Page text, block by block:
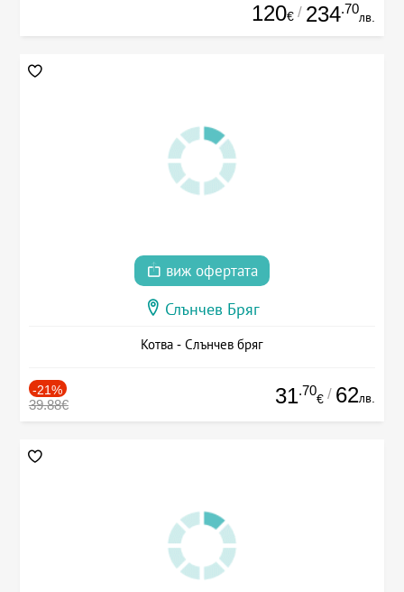
120€ / 234.70
лв.
виж офертата
Слънчев Бряг
Котва - Слънчев бряг
-21%
39.88€ 31.70
€ / 62лв.